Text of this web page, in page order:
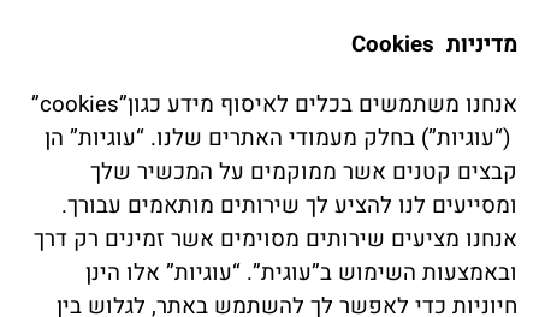
מדיניות Cookies
אנחנו משתמשים בכלים לאיסוף מידע כגון”cookies”
(“עוגיות”) בחלק מעמודי האתרים שלנו. “עוגיות” הן
קבצים קטנים אשר ממוקמים על המכשיר שלך
ומסייעים לנו להציע לך שירותים מותאמים עבורך.
אנחנו מציעים שירותים מסוימים אשר זמינים רק דרך
ובאמצעות השימוש ב”עוגית”. “עוגיות” אלו הינן
חיוניות כדי לאפשר לך להשתמש באתר, לגלוש בין